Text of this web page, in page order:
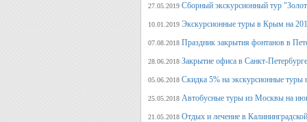
27.05.2019 Сборный экскурсионный тур
10.01.2019 Экскурсионные туры в Крым на
07.08.2018 Праздник закрытия фонтанов в
28.06.2018 Закрытие офиса в Санкт-
05.06.2018 Скидка 5% на экскурсионные
25.05.2018 Автобусные туры из Москвы на
21.05.2018 Отдых и лечение в